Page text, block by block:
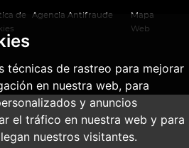
técnicas de rastreo para mejorar
en nuestra web, para
y anuncios
el tráfico en nuestra web y para
nuestros visitantes.
de
Agencia Antifraude
Mapa
Web